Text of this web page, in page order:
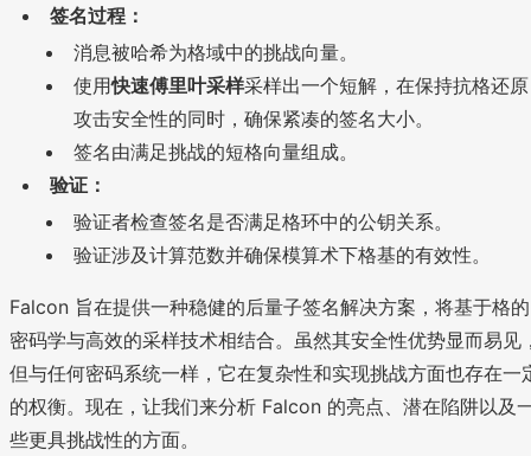
b
b
{
Z
}
X
]
/
(
X
^
n
+
t
h
b
b
{
}
_
X
]
(
X
^
f
签名过程：
消息被哈希为格域中的挑战向量。
使用快速傅里叶采样采样出一个短解，在保持抗格还原
攻击安全性的同时，确保紧凑的签名大小。
签名由满足挑战的短格向量组成。
验证：
验证者检查签名是否满足格环中的公钥关系。
验证涉及计算范数并确保模算术下格基的有效性。
Falcon 旨在提供一种稳健的后量子签名解决方案，将基于格的
密码学与高效的采样技术相结合。虽然其安全性优势显而易见
但与任何密码系统一样，它在复杂性和实现挑战方面也存在一
的权衡。现在，让我们来分析 Falcon 的亮点、潜在陷阱以及
些更具挑战性的方面。